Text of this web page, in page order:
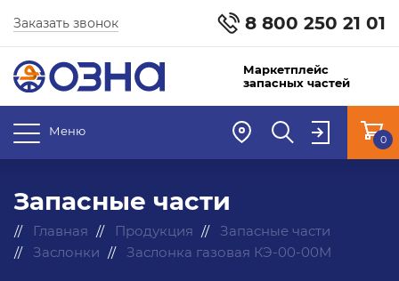
8 800 250 21 01
Заказать звонок
Маркетплейс
запасных частей
Меню
0
Запасные части
Главная Продукция
Запасные части
Заслонки
Заслонка газовая КЭ-00-00М